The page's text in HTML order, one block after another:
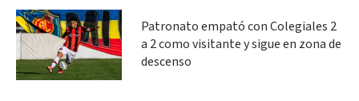
Patronato empató con Colegiales 2
a 2 como visitante y sigue en zona de
descenso